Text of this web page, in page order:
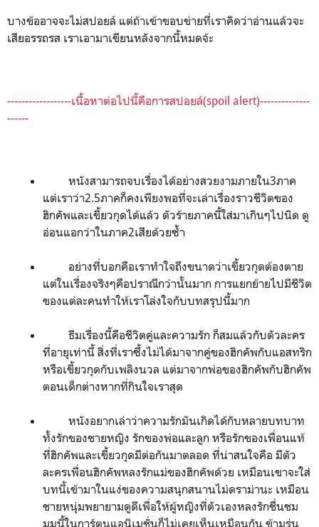
บางข้ออาจจะไม่สปอยล์ แต่ถ้าเข้าขอบข่ายที่เราคิดว่าอ่านแล้วจะ
เสียอรรถรส เราเอามาเขียนหลังจากนี้หมดจ้ะ
------------------เนื้อหาต่อไปนี้คือการสปอยล์(spoil alert)--------------
------
หนังสามารถจบเรื่องได้อย่างสวยงามภายใน3ภาค
แต่เราว่า2.5ภาคก็คงเพียงพอที่จะเล่าเรื่องราวชีวิตของ
ฮิกคัพและเขี้ยวกุดได้แล้ว ตัวร้ายภาคนี้ใส่มาเกินๆไปนิด ดู
อ่อนแอกว่าในภาค2เสียด้วยซ้ำ
อย่างที่บอกคือเราทำใจถึงขนาดว่าเขี้ยวกุดต้องตาย
แต่ในเรื่องจริงๆคือปราณีกว่านั้นมาก การแยกย้ายไปมีชีวิต
ของแต่ละคนทำให้เราโล่งใจกับบทสรุปนี้มาก
ธีมเรื่องนี้คือชีวิตคู่และความรัก ก็สมแล้วกับตัวละคร
ที่อายุเท่านี้ สิ่งที่เราซึ้งไม่ได้มาจากคู่ของฮิกคัพกับแอสทริก
หรือเขี้ยวกุดกับเพลิงนวล แต่มาจากพ่อของฮิกคัพกับฮิกคัพ
ตอนเด็กต่างหากที่กินใจเราสุด
หนังอยากเล่าว่าความรักมันเกิดได้กับหลายบทบาท
ทั้งรักของชายหญิง รักของพ่อและลูก หรือรักของเพื่อนแท้
ที่ฮิกคัพและเขี้ยวกุดมีต่อกันมาตลอด ที่น่าสนใจคือ มีตัว
ละครเพื่อนฮิกคัพหลงรักแม่ของฮิกคัพด้วย เหมือนเขาจะใส่
บทนี้เข้ามาในแง่ของความสนุกสนานไม่ดราม่านะ เหมือน
ชายหนุ่มพยายามดูดีเพื่อให้ผู้หญิงที่ตัวเองหลงรักชื่นชม
มุมนี้ในการ์ตูนแอนิเมชั่นก็ไม่เคยเห็นเหมือนกัน ข้ามรุ่น